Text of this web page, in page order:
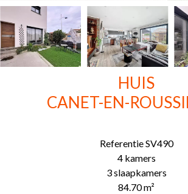
HUIS
CANET-EN-
ReferentieSV490
4 kamers
3 slaapkamers
84.70m²